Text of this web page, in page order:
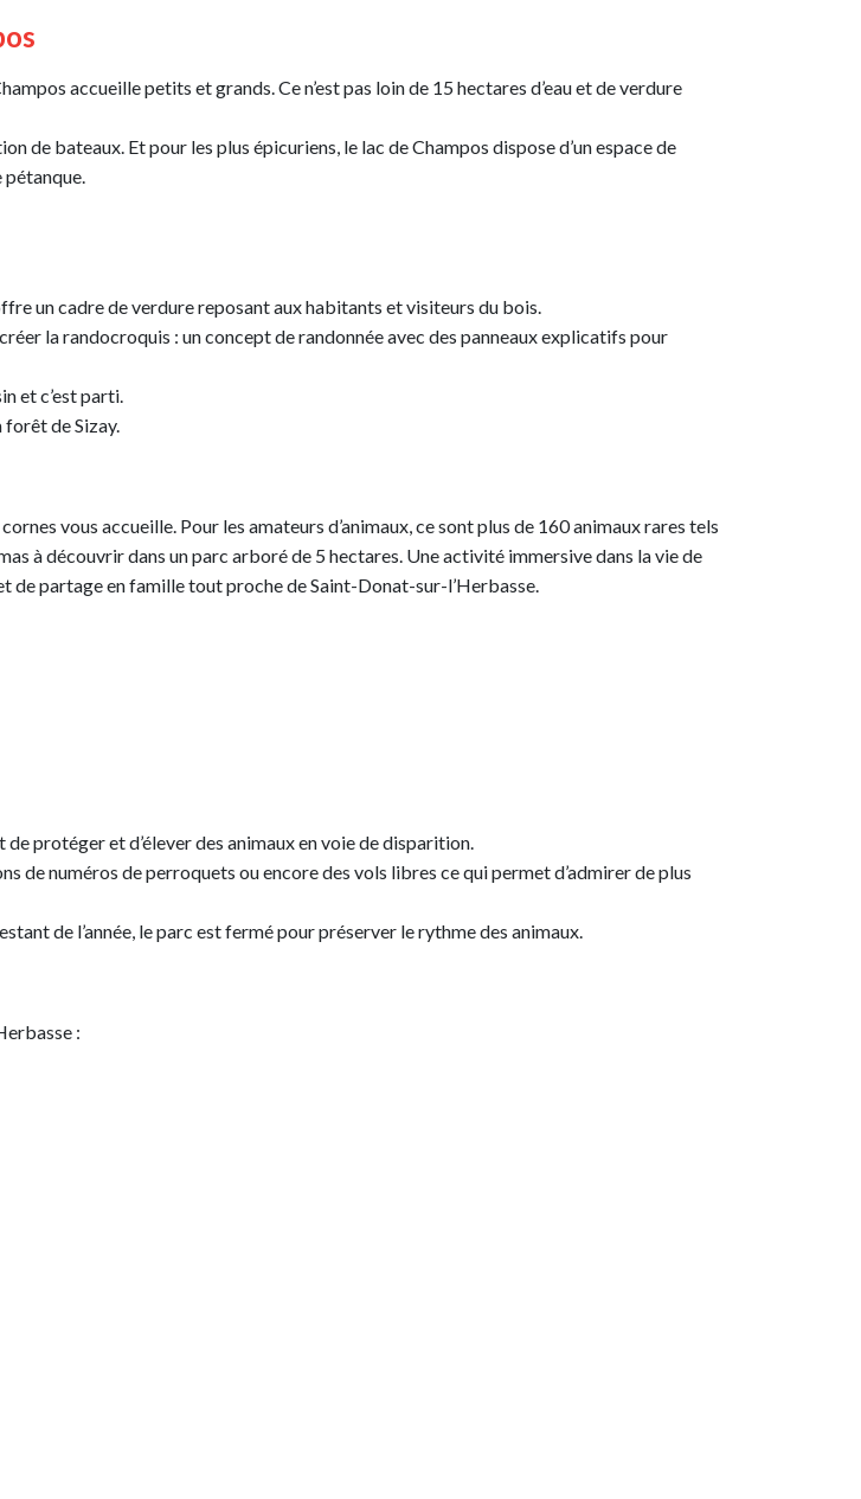
accueille petits et grands. Ce n’est pas loin de 15 hectares d’eau et de verdure
de bateaux. Et pour les plus épicuriens, le lac de Champos dispose d’un espace de
pétanque.
un cadre de verdure reposant aux habitants et visiteurs du bois.
la randocroquis : un concept de randonnée avec des panneaux explicatifs pour
et c’est parti.
forêt de Sizay.
vous accueille. Pour les amateurs d’animaux, ce sont plus de 160 animaux rares tels
à découvrir dans un parc arboré de 5 hectares. Une activité immersive dans la vie de
de partage en famille tout proche de Saint-Donat-sur-l’Herbasse.
protéger et d’élever des animaux en voie de disparition.
de numéros de perroquets ou encore des vols libres ce qui permet d’admirer de plus
de l’année, le parc est fermé pour préserver le rythme des animaux.
: